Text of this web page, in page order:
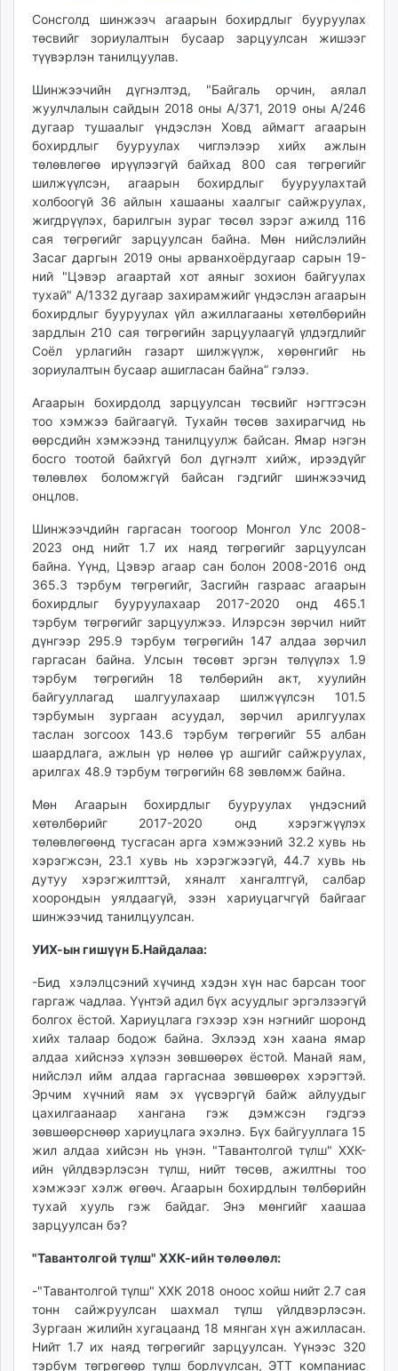
zuv.mn
mminfo.mn
ugluu.mn
unen.mn
asu.mn
shudarga.mn
shuurhai.mn
unuudur.mn
mglradio.com
fact.mn
itoim.mn
tumen.mn
shuum.mn
times.mn
tvmongolia.mn
unegui.mn
assa.mn
toim.mn
tac.mn
paparazzi.mn
unread.today
Сонсголд шинжээч агаарын бохирдлыг бууруулах
төсвийг зориулалтын бусаар зарцуулсан жишээг
түүвэрлэн танилцуулав.
Шинжээчийн дүгнэлтэд, "Байгаль орчин, аялал
жуулчлалын сайдын 2018 оны А/371, 2019 оны А/246
дугаар тушаалыг үндэслэн Ховд аймагт агаарын
бохирдлыг бууруулах чиглэлээр хийх ажлын
төлөвлөгөө ирүүлээгүй байхад 800 сая төгрөгийг
шилжүүлсэн, агаарын бохирдлыг бууруулахтай
холбоогүй 36 айлын хашааны хаалгыг сайжруулах,
жигдрүүлэх, барилгын зураг төсөл зэрэг ажилд 116
сая төгрөгийг зарцуулсан байна. Мөн нийслэлийн
Засаг даргын 2019 оны арванхоёрдугаар сарын 19-
ний "Цэвэр агаартай хот аяныг зохион байгуулах
тухай" А/1332 дугаар захирамжийг үндэслэн агаарын
бохирдлыг бууруулах үйл ажиллагааны хөтөлбөрийн
зардлын 210 сая төгрөгийн зарцуулаагүй үлдэгдлийг
Соёл урлагийн газарт шилжүүлж, хөрөнгийг нь
зориулалтын бусаар ашигласан байна” гэлээ.
Агаарын бохирдолд зарцуулсан төсвийг нэгтгэсэн
тоо хэмжээ байгаагүй. Тухайн төсөв захирагчид нь
өөрсдийн хэмжээнд танилцуулж байсан. Ямар нэгэн
босго тоотой байхгүй бол дүгнэлт хийж, ирээдүйг
төлөвлөх боломжгүй байсан гэдгийг шинжээчид
онцлов.
Шинжээчдийн гаргасан тоогоор Монгол Улс 2008-
2023 онд нийт 1.7 их наяд төгрөгийг зарцуулсан
байна. Үүнд, Цэвэр агаар сан болон 2008-2016 онд
365.3 тэрбум төгрөгийг, Засгийн газраас агаарын
бохирдлыг бууруулахаар 2017-2020 онд 465.1
тэрбум төгрөгийг зарцуулжээ. Илэрсэн зөрчил нийт
дүнгээр 295.9 тэрбум төгрөгийн 147 алдаа зөрчил
гаргасан байна. Улсын төсөвт эргэн төлүүлэх 1.9
тэрбум төгрөгийн 18 төлбөрийн акт, хуулийн
байгууллагад шалгуулахаар шилжүүлсэн 101.5
тэрбумын зургаан асуудал, зөрчил арилгуулах
таслан зогсоох 143.6 тэрбум төгрөгийг 55 албан
шаардлага, ажлын үр нөлөө үр ашгийг сайжруулах,
арилгах 48.9 тэрбум төгрөгийн 68 зөвлөмж байна.
Мөн Агаарын бохирдлыг бууруулах үндэсний
хөтөлбөрийг 2017-2020 онд хэрэгжүүлэх
төлөвлөгөөнд тусгасан арга хэмжээний 32.2 хувь нь
хэрэгжсэн, 23.1 хувь нь хэрэгжээгүй, 44.7 хувь нь
дутуу хэрэгжилттэй, хяналт хангалтгүй, салбар
хоорондын уялдаагүй, эзэн хариуцагчгүй байгааг
шинжээчид танилцуулсан.
УИХ-ын гишүүн Б.Найдалаа:
-Бид хэлэлцсэний хүчинд хэдэн хүн нас барсан тоог
гаргаж чадлаа. Үүнтэй адил бүх асуудлыг эргэлзээгүй
болгох ёстой. Хариуцлага гэхээр хэн нэгнийг шоронд
хийх талаар бодож байна. Эхлээд хэн хаана ямар
алдаа хийснээ хүлээн зөвшөөрөх ёстой. Манай яам,
нийслэл ийм алдаа гаргаснаа зөвшөөрөх хэрэгтэй.
Эрчим хүчний яам эх үүсвэргүй байж айлуудыг
цахилгаанаар хангана гэж дэмжсэн гэдгээ
зөвшөөрснөөр хариуцлага эхэлнэ. Бүх байгууллага 15
жил алдаа хийсэн нь үнэн. "Тавантолгой түлш" ХХК-
ийн үйлдвэрлэсэн түлш, нийт төсөв, ажилтны тоо
хэмжээг хэлж өгөөч. Агаарын бохирдлын төлбөрийн
тухай хууль гэж байдаг. Энэ мөнгийг хаашаа
зарцуулсан бэ?
"Тавантолгой түлш" ХХК-ийн төлөөлөл:
-"Тавантолгой түлш" ХХК 2018 оноос хойш нийт 2.7 сая
тонн сайжруулсан шахмал түлш үйлдвэрлэсэн.
Зургаан жилийн хугацаанд 18 мянган хүн ажилласан.
Нийт 1.7 их наяд төгрөгийг зарцуулсан. Үүнээс 320
тэрбум төгрөгөөр түлш борлуулсан, ЭТТ компаниас